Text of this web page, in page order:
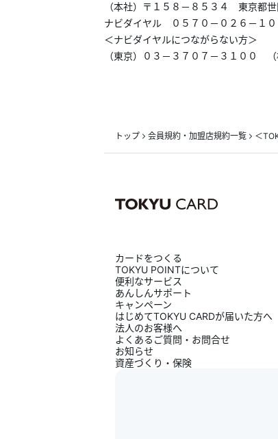
（本社）〒１５８－８５３４ 東京都
ナビダイヤル ０５７０－０２６－１０
＜ナビダイヤルにつながらない方＞
（東京）０３－３７０７－３１００
トップ 会員規約・加盟店規約一覧 ＜
カードをつくる
TOKYU POINTについて
便利なサービス
あんしんサポート
キャンペーン
はじめてTOKYU CARDが届いた方へ
法人のお客様へ
よくあるご質問・お問合せ
お知らせ
資産づくり・保険